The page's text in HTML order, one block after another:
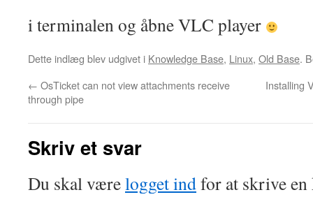
i terminalen og åbne VLC player
Dette indlæg blev udgivet i Knowledge Base, Linux, Old Base.
← OsTicket can not view attachments receive
through pipe
Installing
Skriv et svar
Du skal værelogget indfor at skrive en